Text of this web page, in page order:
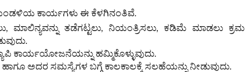
ಕಾರ್ಯಗಳು ಈ ಕೆಳಗಿನಂತಿವೆ.
ಮಾಲಿನ್ಯವನ್ನು ತಡೆಗಟ್ಟಲು, ನಿಯಂತ್ರಿಸಲು, ಕಡಿಮೆ ಮಾಡಲು ಕ್ರಮ
ಕಾರ್ಯಯೋಜನೆಯನ್ನು ಹಮ್ಮಿಕೊಳ್ಳುವುದು.
ಅದರ ಸಮಸ್ಯೆಗಳ ಬಗ್ಗೆ ಕಾಲಕಾಲಕ್ಕೆ ಸಲಹೆಯನ್ನು ನೀಡುವುದು.